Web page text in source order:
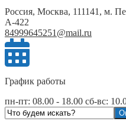
Россия, Москва, 111141, м.
А-422
84999645251@mail.ru
График работы
пн-пт: 08.00 - 18.00 сб-вс: